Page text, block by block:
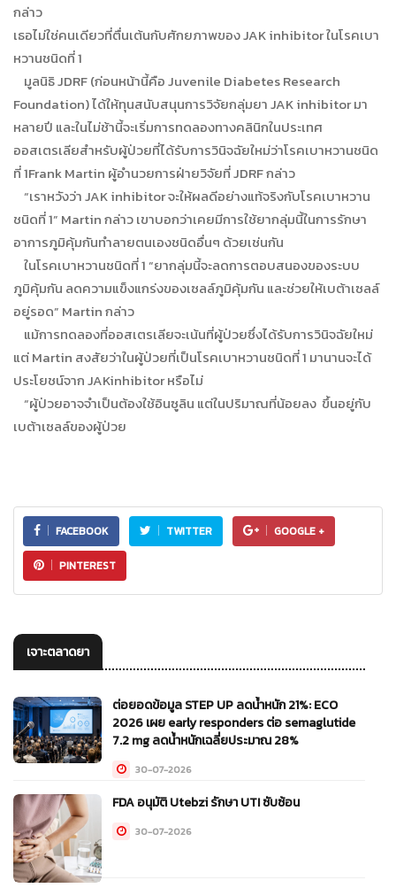
กล่าว
เธอไม่ใช่คนเดียวที่ตื่นเต้นกับศักยภาพของ JAK inhibitor ในโรคเบา
หวานชนิดที่ 1
มูลนิธิ JDRF (ก่อนหน้านี้คือ Juvenile Diabetes Research
Foundation) ได้ให้ทุนสนับสนุนการวิจัยกลุ่มยา JAK inhibitor มา
หลายปี และในไม่ช้านี้จะเริ่มการทดลองทางคลินิกในประเทศ
ออสเตรเลียสำหรับผู้ป่วยที่ได้รับการวินิจฉัยใหม่ว่าโรคเบาหวานชนิด
ที่ 1Frank Martin ผู้อำนวยการฝ่ายวิจัยที่ JDRF กล่าว
“เราหวังว่า JAK inhibitor จะให้ผลดีอย่างแท้จริงกับโรคเบาหวาน
ชนิดที่ 1” Martin กล่าว เขาบอกว่าเคยมีการใช้ยากลุ่มนี้ในการรักษา
อาการภูมิคุ้มกันทำลายตนเองชนิดอื่นๆ ด้วยเช่นกัน
ในโรคเบาหวานชนิดที่ 1 “ยากลุ่มนี้จะลดการตอบสนองของระบบ
ภูมิคุ้มกัน ลดความแข็งแกร่งของเซลล์ภูมิคุ้มกัน และช่วยให้เบต้าเซลล์
อยู่รอด” Martin กล่าว
แม้การทดลองที่ออสเตรเลียจะเน้นที่ผู้ป่วยซึ่งได้รับการวินิจฉัยใหม่
แต่ Martin สงสัยว่าในผู้ป่วยที่เป็นโรคเบาหวานชนิดที่ 1 มานานจะได้
ประโยชน์จาก JAKinhibitor หรือไม่
“ผู้ป่วยอาจจำเป็นต้องใช้อินซูลิน แต่ในปริมาณที่น้อยลง ขึ้นอยู่กับ
เบต้าเซลล์ของผู้ป่วย
FACEBOOK TWITTER GOOGLE +
PINTEREST
เจาะตลาดยา
ต่อยอดข้อมูล STEP UP ลดน้ำหนัก 21%: ECO
2026 เผย early responders ต่อ semaglutide
7.2 mg ลดน้ำหนักเฉลี่ยประมาณ 28%
30-07-2026
FDA อนุมัติ Utebzi รักษา UTI ซับซ้อน
30-07-2026